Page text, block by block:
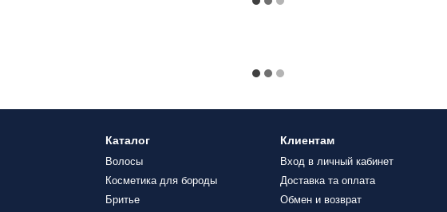
Каталог
Волосы
Косметика для бороды
Бритье
Клиентам
Вход в личный кабинет
Доставка та оплата
Обмен и возврат